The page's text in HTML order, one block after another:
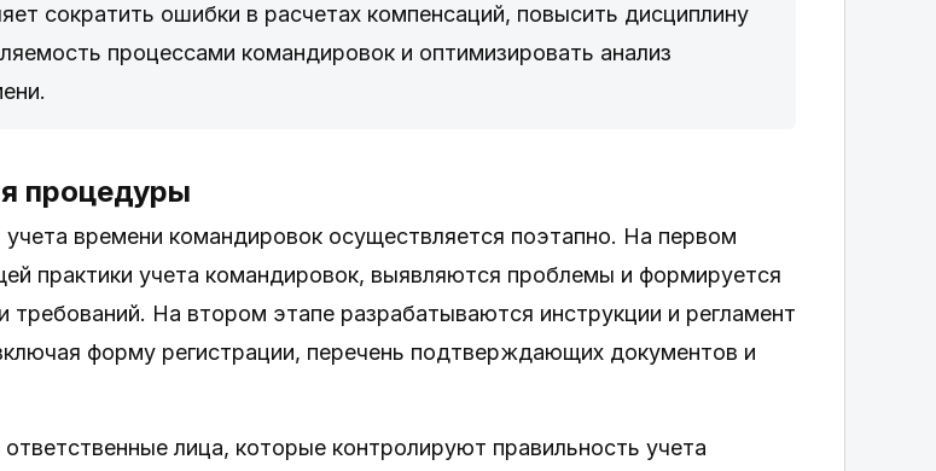
сократить ошибки в расчетах компенсаций, повысить дисциплину
процессами командировок и оптимизировать анализ
процедуры
времени командировок осуществляется поэтапно. На первом
практики учета командировок, выявляются проблемы и формируется
требований. На втором этапе разрабатываются инструкции и регламент
форму регистрации, перечень подтверждающих документов и
лица, которые контролируют правильность учета